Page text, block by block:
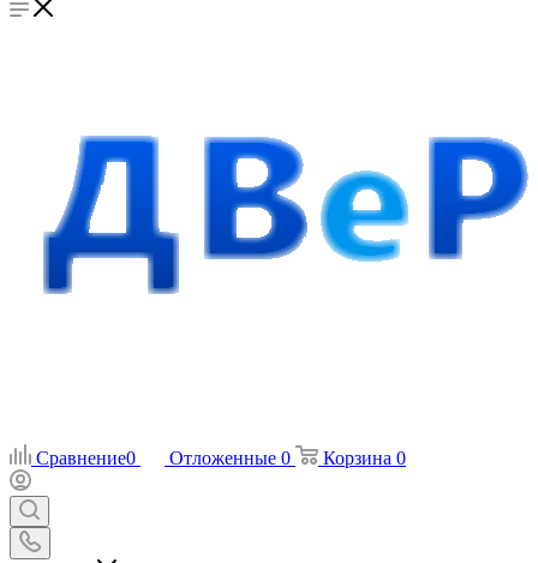
Сравнение0 Отложенные 0 Корзина 0